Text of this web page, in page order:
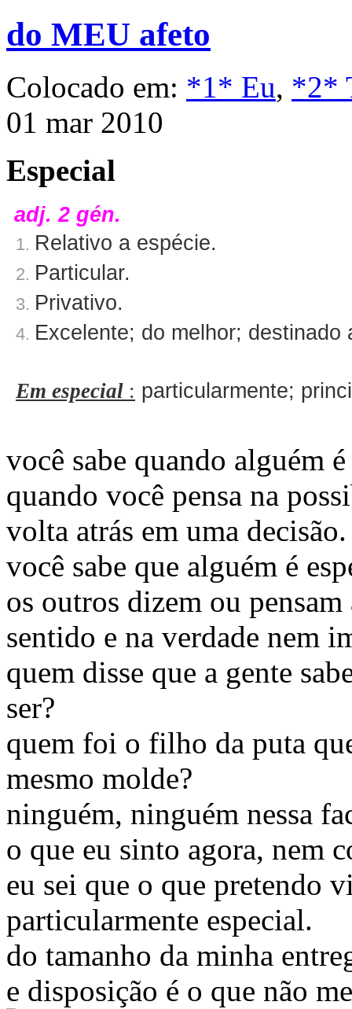
do MEU afeto
Colocado em: *1* Eu, *2*
01 mar 2010
Especial
adj. 2 gén.
1. Relativo a espécie.
2. Particular.
3. Privativo.
4. Excelente; do melhor; destinado
Em especial : particularmente;
você sabe quando alguém
quando você pensa na
volta atrás em uma decisão.
você sabe que alguém é
os outros dizem ou
sentido e na verdade nem
quem disse que a gente
ser?
quem foi o filho da puta
mesmo molde?
ninguém, ninguém nessa
o que eu sinto agora, nem
eu sei que o que pretendo
particularmente especial.
do tamanho da minha
e disposição é o que não